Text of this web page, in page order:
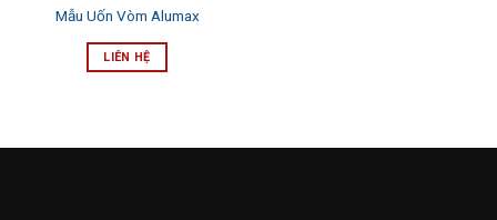
Mẫu Uốn Vòm Alumax
LIÊN HỆ